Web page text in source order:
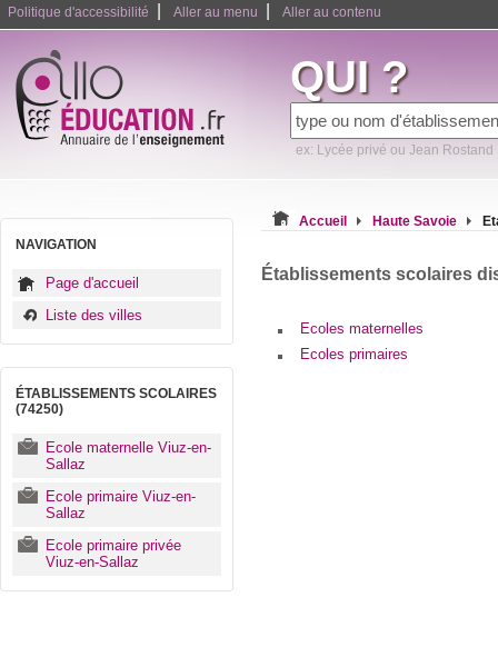
Politique d'accessibilité Aller au menu Aller au contenu
QUI ?
ex: Lycée privé ou Jean Rostand
NAVIGATION
Page d'accueil
Liste des villes
ÉTABLISSEMENTS SCOLAIRES
(74250)
Ecole maternelle Viuz-en-
Sallaz
Ecole primaire Viuz-en-
Sallaz
Ecole primaire privée
Viuz-en-Sallaz
Accueil Haute Savoie
Établissements scolaires
Ecoles maternelles
Ecoles primaires